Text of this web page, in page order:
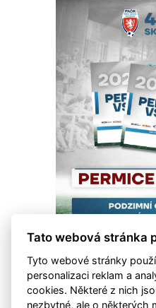
Tato webová stránka
Tyto webové stránky
personalizaci reklam a
cookies. Některé z nich
nezbytné, ale o některých